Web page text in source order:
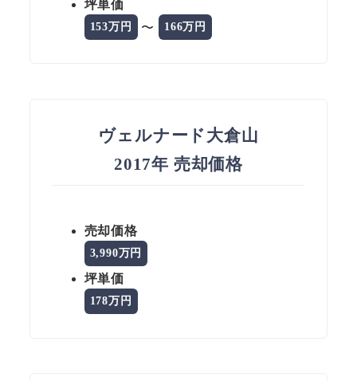
坪単価
153万円 〜 166万円
ヴェルナード大倉山
2017年 売却価格
売却価格
3,990万円
坪単価
178万円